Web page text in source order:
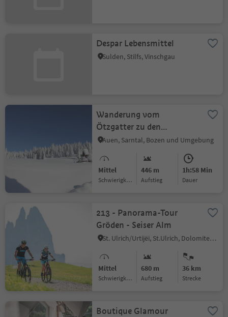
Despar Lebensmittel
Sulden, Stilfs, Vinschgau
Wanderung vom
Ötzgatter zu den
Stoanernen Mandlen
Auen, Sarntal, Bozen und Umgebung
Mittel
Schwierigkeitsgrad
446 m
Aufstieg
1h:58 Min
Dauer
213 - Panorama-Tour
Gröden - Seiser Alm
St. Ulrich/Urtijëi, St.Ulrich, Dolomitenregion Gröden
Mittel
Schwierigkeitsgrad
680 m
Aufstieg
36 km
Strecke
Boutique Glamour